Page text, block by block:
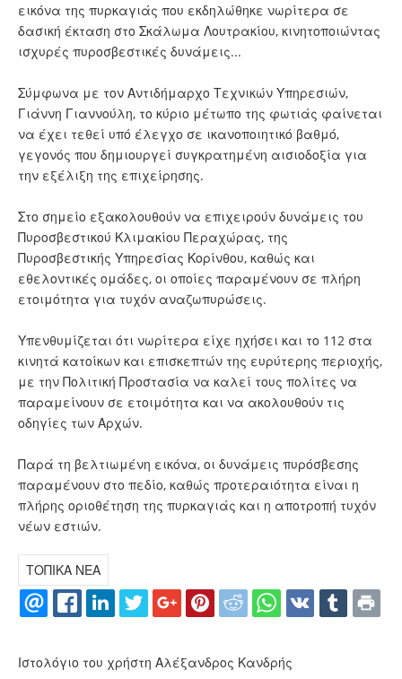
εικόνα της πυρκαγιάς που εκδηλώθηκε νωρίτερα σε
δασική έκταση στο Σκάλωμα Λουτρακίου, κινητοποιώντας
ισχυρές πυροσβεστικές δυνάμεις...
Σύμφωνα με τον Αντιδήμαρχο Τεχνικών Υπηρεσιών,
Γιάννη Γιαννούλη, το κύριο μέτωπο της φωτιάς φαίνεται
να έχει τεθεί υπό έλεγχο σε ικανοποιητικό βαθμό,
γεγονός που δημιουργεί συγκρατημένη αισιοδοξία για
την εξέλιξη της επιχείρησης.
Στο σημείο εξακολουθούν να επιχειρούν δυνάμεις του
Πυροσβεστικού Κλιμακίου Περαχώρας, της
Πυροσβεστικής Υπηρεσίας Κορίνθου, καθώς και
εθελοντικές ομάδες, οι οποίες παραμένουν σε πλήρη
ετοιμότητα για τυχόν αναζωπυρώσεις.
Υπενθυμίζεται ότι νωρίτερα είχε ηχήσει και το 112 στα
κινητά κατοίκων και επισκεπτών της ευρύτερης περιοχής,
με την Πολιτική Προστασία να καλεί τους πολίτες να
παραμείνουν σε ετοιμότητα και να ακολουθούν τις
οδηγίες των Αρχών.
Παρά τη βελτιωμένη εικόνα, οι δυνάμεις πυρόσβεσης
παραμένουν στο πεδίο, καθώς προτεραιότητα είναι η
πλήρης οριοθέτηση της πυρκαγιάς και η αποτροπή τυχόν
νέων εστιών.
ΤΟΠΙΚΑ ΝΕΑ
Ιστολόγιο του χρήστη Αλέξανδρος Κανδρής